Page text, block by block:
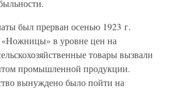
был прерван осенью 1923 г.
«Ножницы» в уровне цен на
товары вызвали
промышленной продукции.
вынуждено было пойти на